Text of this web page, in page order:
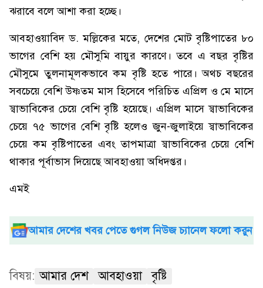
ঝরাবে বলে আশা করা হচ্ছে।
আবহাওয়াবিদ ড. মল্লিকের মতে, দেশের মোট বৃষ্টিপাতের ৮০
ভাগের বেশি হয় মৌসুমি বায়ুর কারণে। তবে এ বছর বৃষ্টির
মৌসুমে তুলনামূলকভাবে কম বৃষ্টি হতে পারে। অথচ বছরের
সবচেয়ে বেশি উষ্ণতম মাস হিসেবে পরিচিত এপ্রিল ও মে মাসে
স্বাভাবিকের চেয়ে বেশি বৃষ্টি হয়েছে। এপ্রিল মাসে স্বাভাবিকের
চেয়ে ৭৫ ভাগের বেশি বৃষ্টি হলেও জুন-জুলাইয়ে স্বাভাবিকের
চেয়ে কম বৃষ্টিপাতের এবং তাপমাত্রা স্বাভাবিকের চেয়ে বেশি
থাকার পূর্বাভাস দিয়েছে আবহাওয়া অধিদপ্তর।
এমই
আমার দেশের খবর পেতে গুগল নিউজ চ্যানেল ফলো করুন
বিষয়: আমার দেশ আবহাওয়া বৃষ্টি